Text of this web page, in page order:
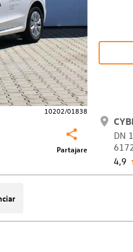
10202/01838
DN
4,9
Partajare